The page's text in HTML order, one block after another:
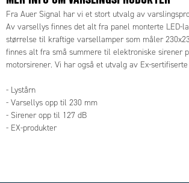
Fra Auer Signal har vi et stort utvalg av
Av varsellys finnes det alt fra panel monterte LED-
størrelse til kraftige varsellamper som måler
finnes alt fra små summere til elektroniske sirener
motorsirener. Vi har også et utvalg av Ex-
- Lystårn
- Varsellys opp til 230 mm
- Sirener opp til 127 dB
- EX-produkter